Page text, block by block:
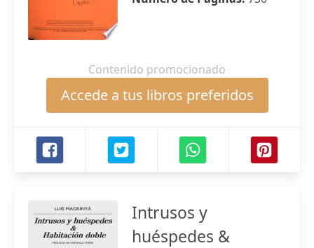
Contenido promocionado
Accede a tus libros preferidos
Intrusos y
huéspedes &